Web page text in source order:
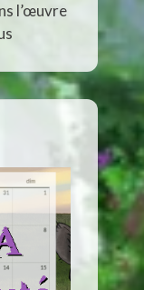
l’œuvre